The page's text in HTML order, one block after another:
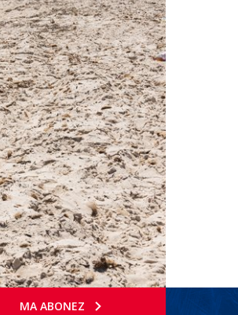
MA ABONEZ